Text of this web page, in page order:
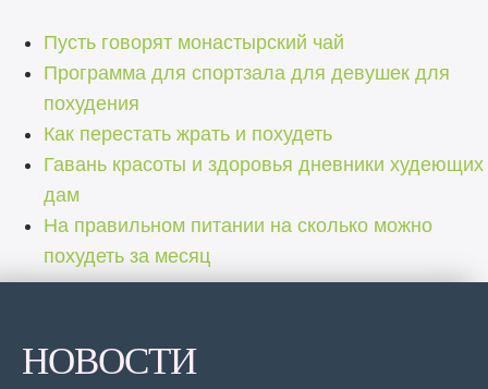
Пусть говорят монастырский чай
Программа для спортзала для девушек для
похудения
Как перестать жрать и похудеть
Гавань красоты и здоровья дневники худеющих
дам
На правильном питании на сколько можно
похудеть за месяц
НОВОСТИ